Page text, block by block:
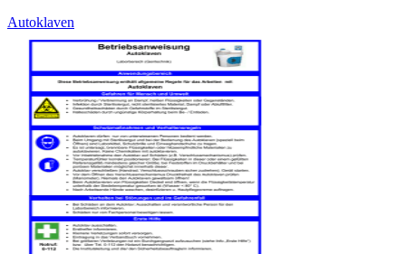
Autoklaven